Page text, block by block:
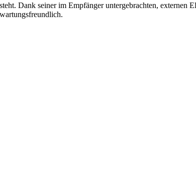
Dank seiner im Empfänger untergebrachten, externen